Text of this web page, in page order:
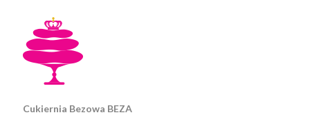
Cukiernia Bezowa BEZA